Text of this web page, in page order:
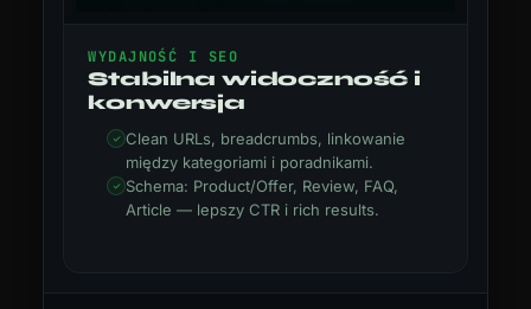
WYDAJNOŚĆ I SEO
Stabilna widoczność i
konwersja
Clean URLs, breadcrumbs, linkowanie
między kategoriami i poradnikami.
Schema: Product/Offer, Review, FAQ,
Article — lepszy CTR i rich results.